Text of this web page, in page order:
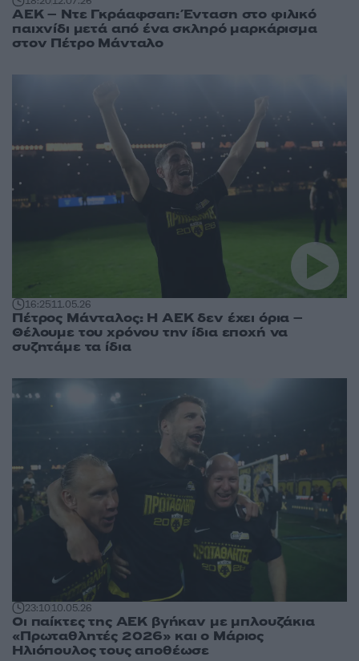
ΑΕΚ – Ντε Γκράαφσαπ: Ένταση στο φιλικό
παιχνίδι μετά από ένα σκληρό μαρκάρισμα
στον Πέτρο Μάνταλο
16:2511.05.26
Πέτρος Μάνταλος: Η ΑΕΚ δεν έχει όρια –
Θέλουμε του χρόνου την ίδια εποχή να
συζητάμε τα ίδια
23:1010.05.26
Οι παίκτες της ΑΕΚ βγήκαν με μπλουζάκια
«Πρωταθλητές 2026» και ο Μάριος
Ηλιόπουλος τους αποθέωσε